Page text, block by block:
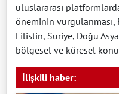
uluslararası
öneminin vurgulanması,
Filistin, Suriye, Doğu
bölgesel ve küresel
İlişkili haber: